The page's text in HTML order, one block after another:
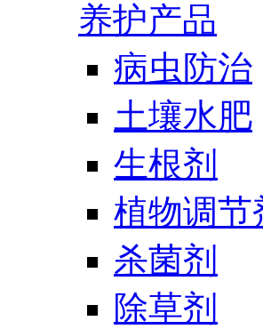
养护产品
病虫防治
土壤水肥
生根剂
植物调节
杀菌剂
除草剂